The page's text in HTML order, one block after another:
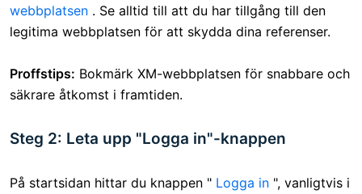
webbplatsen . Se alltid till att du har tillgång till den
legitima webbplatsen för att skydda dina referenser.
Proffstips: Bokmärk XM-webbplatsen för snabbare och
säkrare åtkomst i framtiden.
Steg 2: Leta upp "Logga in"-knappen
På startsidan hittar du knappen " Logga in ", vanligtvis i